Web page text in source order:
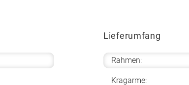
Lieferumfang
Rahmen:
Kragarme: